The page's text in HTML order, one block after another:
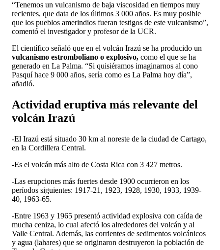
“Tenemos un vulcanismo de baja viscosidad en tiempos muy
recientes, que data de los últimos 3 000 años. Es muy posible
que los pueblos amerindios fueran testigos de este vulcanismo”,
comentó el investigador y profesor de la UCR.
El científico señaló que en el volcán Irazú se ha producido un
vulcanismo estromboliano o explosivo, como el que se ha
generado en La Palma. “Si quisiéramos imaginarnos al cono
Pasquí hace 9 000 años, sería como es La Palma hoy día”,
añadió.
Actividad eruptiva más relevante del
volcán Irazú
-El Irazú está situado 30 km al noreste de la ciudad de Cartago,
en la Cordillera Central.
-Es el volcán más alto de Costa Rica con 3 427 metros.
-Las erupciones más fuertes desde 1900 ocurrieron en los
períodos siguientes: 1917-21, 1923, 1928, 1930, 1933, 1939-
40, 1963-65.
-Entre 1963 y 1965 presentó actividad explosiva con caída de
mucha ceniza, lo cual afectó los alrededores del volcán y al
Valle Central. Además, las corrientes de sedimentos volcánicos
y agua (lahares) que se originaron destruyeron la población de